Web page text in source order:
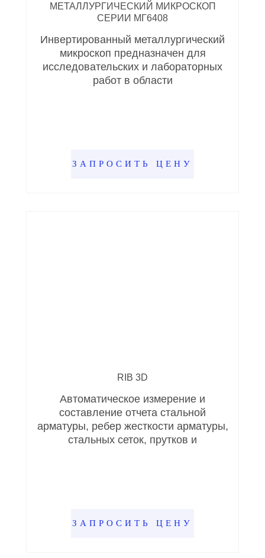
МЕТАЛЛУРГИЧЕСКИЙ МИКРОСКОП
СЕРИИ МГ6408
Инвертированный металлургический
микроскоп предназначен для
исследовательских и лабораторных
работ в области
ЗАПРОСИТЬ ЦЕНУ
RIB 3D
Автоматическое измерение и
составление отчета стальной
арматуры, ребер жесткости арматуры,
стальных сеток, прутков и
ЗАПРОСИТЬ ЦЕНУ